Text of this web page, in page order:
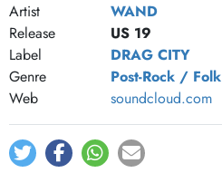
Artist
WAND
Release
US 19
Label
DRAG CITY
Genre
Post-Rock / Folk
Web
soundcloud.com